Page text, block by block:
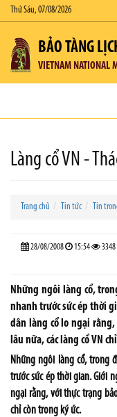
Thứ Sáu, 07/08/2026
BẢO TÀNG
VIETNAM NATIONAL
Làng cổ VN -
Trang chủ Tin tức Tin
28/08/2008 15:54 3348
Những ngôi làng cổ,
nhanh trước sức ép thời
dân làng cổ lo ngại
lâu nữa, các làng cổ VN
Những ngôi làng cổ, trong
trước sức ép thời gian.Giới
ngại rằng, với thực trạng
chỉ còn trong ký ức.